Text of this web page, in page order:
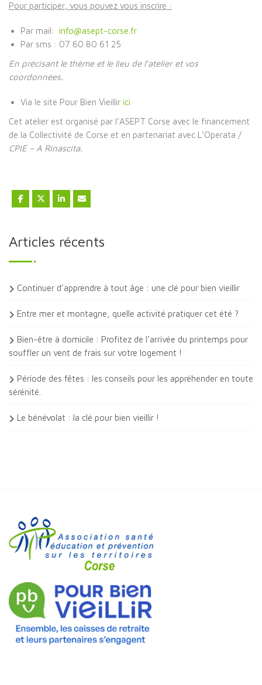
Pour participer, vous pouvez vous inscrire :
Par mail: info@asept-corse.fr
Par sms : 07 60 80 61 25
En précisant le thème et le lieu de l’atelier et vos
coordonnées.
Via le site Pour Bien Vieillir ici
Cet atelier est organisé par l’ASEPT Corse avec le financement
de la Collectivité de Corse et en partenariat avec L’Operata /
CPIE – A Rinascita.
Articles récents
Continuer d’apprendre à tout âge : une clé pour bien vieillir
Entre mer et montagne, quelle activité pratiquer cet été ?
Bien-être à domicile : Profitez de l’arrivée du printemps pour
souffler un vent de frais sur votre logement !
Période des fêtes : les conseils pour les appréhender en toute
sérénité.
Le bénévolat : la clé pour bien vieillir !